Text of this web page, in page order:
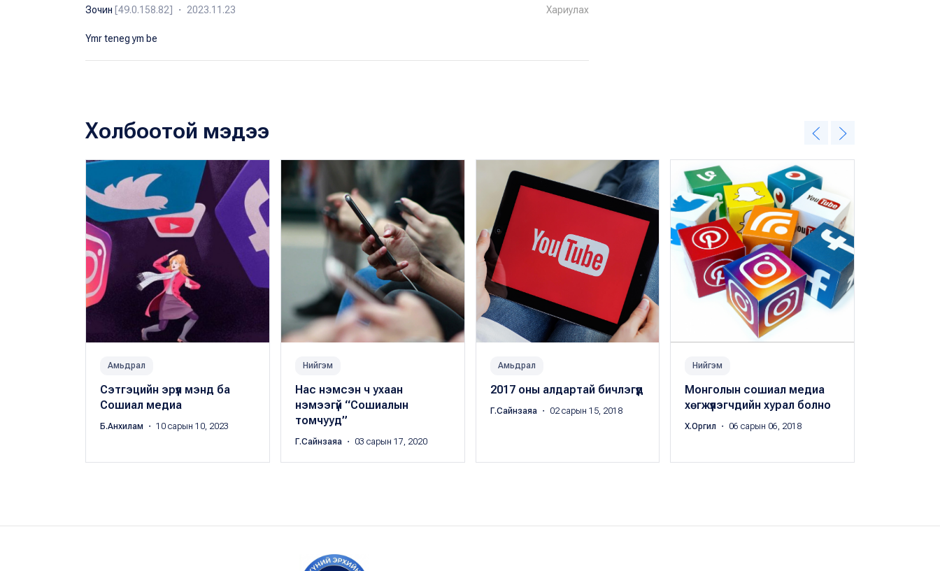
Зочин [49.0.158.82] ・ 2023.11.23 Хариулах
Ymr teneg ym be
Холбоотой мэдээ
Амьдрал
Сэтгэцийн эрүүл мэнд ба
Сошиал медиа
Б.Анхилам ・ 10 сарын 10, 2023
Нийгэм
Нас нэмсэн ч ухаан
нэмээгүй “Сошиалын
томчууд”
Г.Сайнзаяа ・ 03 сарын 17, 2020
Амьдрал
2017 оны алдартай бичлэгүүд
Г.Сайнзаяа ・ 02 сарын 15, 2018
Нийгэм
Монголын сошиал медиа
хөгжүүлэгчдийн хурал болно
Х.Оргил ・ 06 сарын 06, 2018